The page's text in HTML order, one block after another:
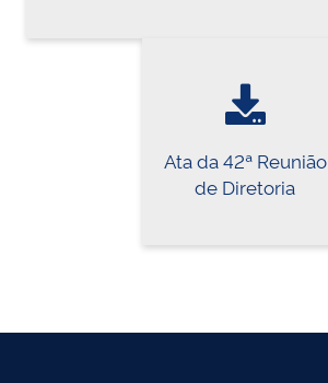
Ata da 42ª Reunião
de Diretoria